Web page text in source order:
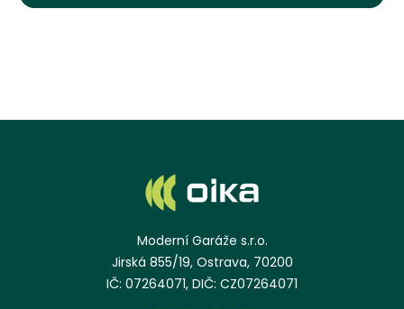
Moderní Garáže s.r.o.
Jirská 855/19, Ostrava, 70200
IČ: 07264071, DIČ: CZ07264071